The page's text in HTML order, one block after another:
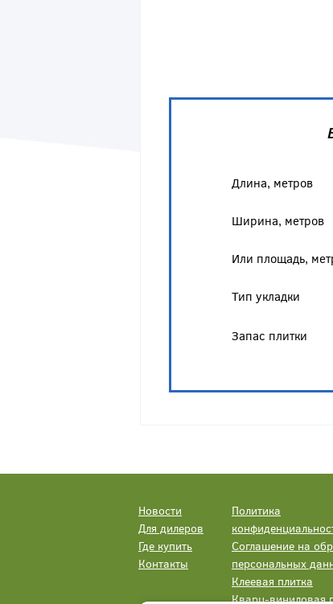
Длина, метров
Ширина, метров
Или площадь,
Тип укладки
Запас плитки
Новости
Для дилеров
Где купить
Контакты
Политика
Соглашение на
персональных
Клеевая плитка
Кварц-виниловая